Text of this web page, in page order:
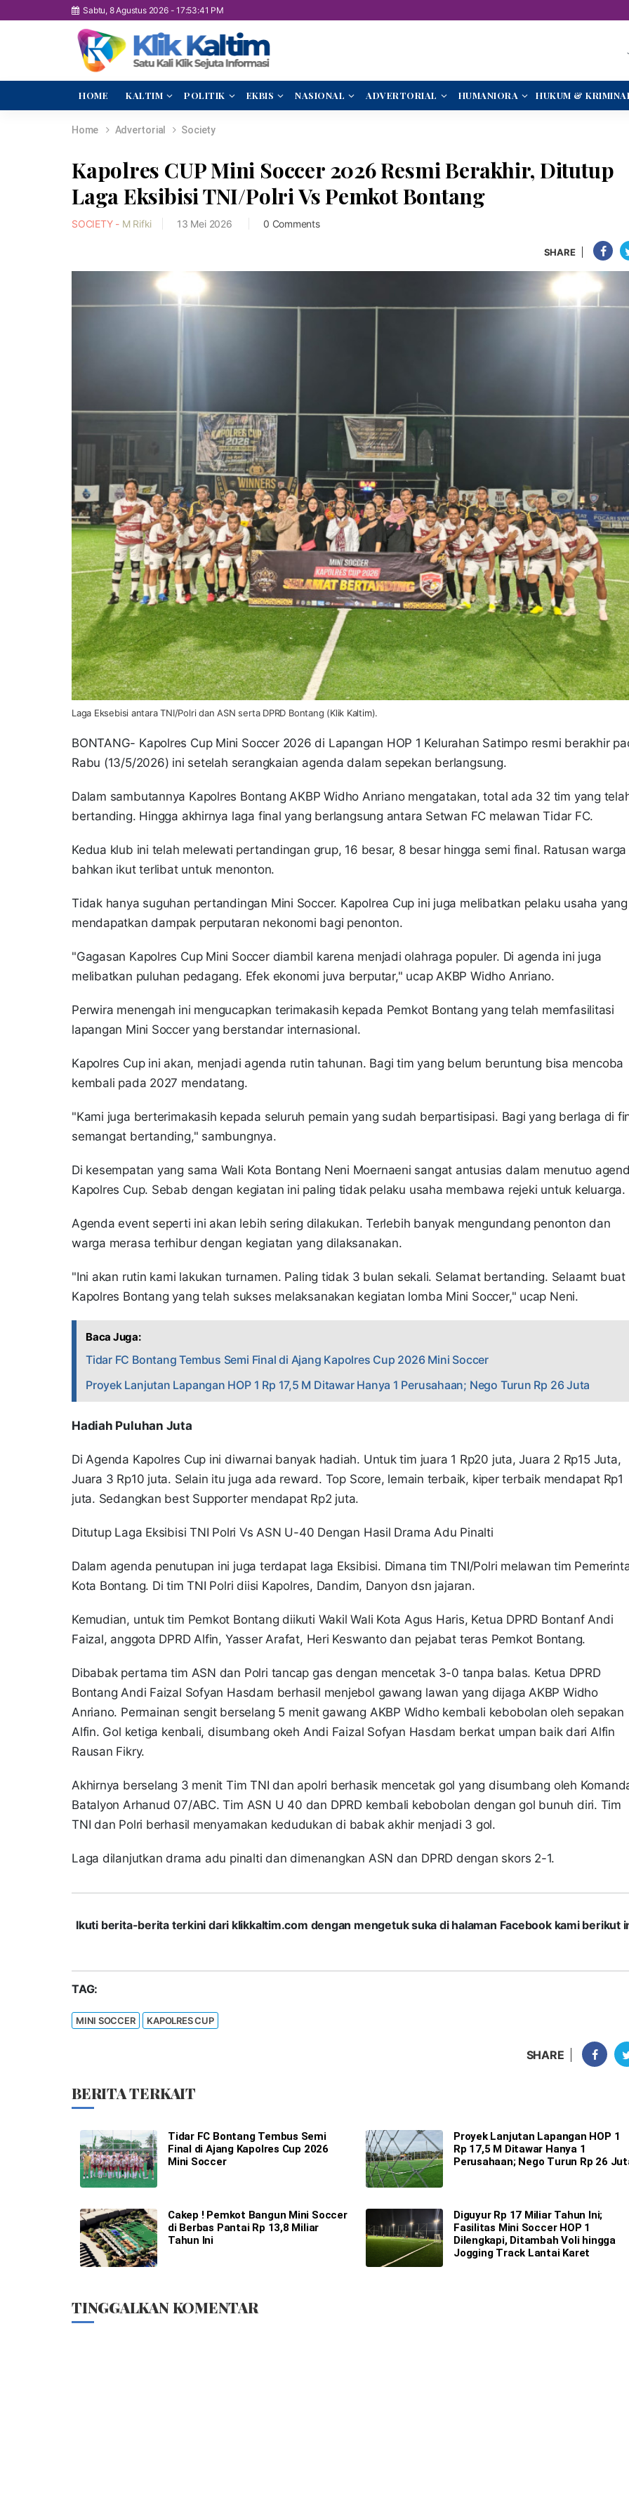
Sabtu, 8 Agustus 2026-17:53:42 PM
HOME KALTIM POLITIK EKBIS NASIONAL ADVERTORIAL HUMANIORA HUKUM &
Home Advertorial Society
Kapolres CUP Mini Soccer 2026 Resmi Berakhir, Ditutup
Laga Eksibisi TNI/Polri Vs Pemkot Bontang
SOCIETY - M Rifki 13 Mei 2026 0 Comments
SHARE
Laga Eksebisi antara TNI/Polri dan ASN serta DPRD Bontang (Klik Kaltim).
BONTANG- Kapolres Cup Mini Soccer 2026 di Lapangan HOP 1 Kelurahan Satimpo resmi berakhir
Rabu (13/5/2026) ini setelah serangkaian agenda dalam sepekan berlangsung.
Dalam sambutannya Kapolres Bontang AKBP Widho Anriano mengatakan, total ada 32 tim yang
bertanding. Hingga akhirnya laga final yang berlangsung antara Setwan FC melawan Tidar FC.
Kedua klub ini telah melewati pertandingan grup, 16 besar, 8 besar hingga semi final. Ratusan warga
bahkan ikut terlibat untuk menonton.
Tidak hanya suguhan pertandingan Mini Soccer. Kapolrea Cup ini juga melibatkan pelaku usaha yang
mendapatkan dampak perputaran nekonomi bagi penonton.
"Gagasan Kapolres Cup Mini Soccer diambil karena menjadi olahraga populer. Di agenda ini juga
melibatkan puluhan pedagang. Efek ekonomi juva berputar," ucap AKBP Widho Anriano.
Perwira menengah ini mengucapkan terimakasih kepada Pemkot Bontang yang telah memfasilitasi
lapangan Mini Soccer yang berstandar internasional.
Kapolres Cup ini akan, menjadi agenda rutin tahunan. Bagi tim yang belum beruntung bisa mencoba
kembali pada 2027 mendatang.
"Kami juga berterimakasih kepada seluruh pemain yang sudah berpartisipasi. Bagi yang berlaga di
semangat bertanding," sambungnya.
Di kesempatan yang sama Wali Kota Bontang Neni Moernaeni sangat antusias dalam menutuo
Kapolres Cup. Sebab dengan kegiatan ini paling tidak pelaku usaha membawa rejeki untuk keluarga.
Agenda event seperti ini akan lebih sering dilakukan. Terlebih banyak mengundang penonton dan
warga merasa terhibur dengan kegiatan yang dilaksanakan.
"Ini akan rutin kami lakukan turnamen. Paling tidak 3 bulan sekali. Selamat bertanding. Selaamt buat
Kapolres Bontang yang telah sukses melaksanakan kegiatan lomba Mini Soccer," ucap Neni.
Baca Juga:
Tidar FC Bontang Tembus Semi Final di Ajang Kapolres Cup 2026 Mini Soccer
Proyek Lanjutan Lapangan HOP 1 Rp 17,5 M Ditawar Hanya 1 Perusahaan; Nego Turun Rp 26 Juta
Hadiah Puluhan Juta
Di Agenda Kapolres Cup ini diwarnai banyak hadiah. Untuk tim juara 1 Rp20 juta, Juara 2 Rp15 Juta,
Juara 3 Rp10 juta. Selain itu juga ada reward. Top Score, lemain terbaik, kiper terbaik mendapat Rp1
juta. Sedangkan best Supporter mendapat Rp2 juta.
Ditutup Laga Eksibisi TNI Polri Vs ASN U-40 Dengan Hasil Drama Adu Pinalti
Dalam agenda penutupan ini juga terdapat laga Eksibisi. Dimana tim TNI/Polri melawan tim
Kota Bontang. Di tim TNI Polri diisi Kapolres, Dandim, Danyon dsn jajaran.
Kemudian, untuk tim Pemkot Bontang diikuti Wakil Wali Kota Agus Haris, Ketua DPRD Bontanf Andi
Faizal, anggota DPRD Alfin, Yasser Arafat, Heri Keswanto dan pejabat teras Pemkot Bontang.
Dibabak pertama tim ASN dan Polri tancap gas dengan mencetak 3-0 tanpa balas. Ketua DPRD
Bontang Andi Faizal Sofyan Hasdam berhasil menjebol gawang lawan yang dijaga AKBP Widho
Anriano. Permainan sengit berselang 5 menit gawang AKBP Widho kembali kebobolan oleh sepakan
Alfin. Gol ketiga kenbali, disumbang okeh Andi Faizal Sofyan Hasdam berkat umpan baik dari Alfin
Rausan Fikry.
Akhirnya berselang 3 menit Tim TNI dan apolri berhasik mencetak gol yang disumbang oleh
Batalyon Arhanud 07/ABC. Tim ASN U 40 dan DPRD kembali kebobolan dengan gol bunuh diri. Tim
TNI dan Polri berhasil menyamakan kedudukan di babak akhir menjadi 3 gol.
Laga dilanjutkan drama adu pinalti dan dimenangkan ASN dan DPRD dengan skors 2-1.
Ikuti berita-berita terkini dari klikkaltim.com dengan mengetuk suka di halaman Facebook kami berikut
TAG:
MINI SOCCER KAPOLRES CUP
SHARE
BERITA TERKAIT
Tidar FC Bontang Tembus Semi
Final di Ajang Kapolres Cup 2026
Mini Soccer
Proyek Lanjutan Lapangan HOP 1
Rp 17,5 M Ditawar Hanya 1
Perusahaan; Nego Turun Rp 26
Cakep ! Pemkot Bangun Mini Soccer
di Berbas Pantai Rp 13,8 Miliar
Tahun Ini
Diguyur Rp 17 Miliar Tahun Ini;
Fasilitas Mini Soccer HOP 1
Dilengkapi, Ditambah Voli hingga
Jogging Track Lantai Karet
TINGGALKAN KOMENTAR